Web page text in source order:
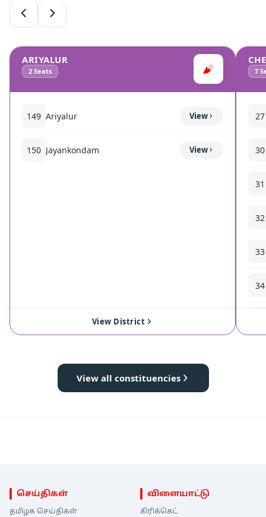
ARIYALUR
2 Seats
149 Ariyalur View
150 Jayankondam View
View District
7
27
30
31
32
33
34
View all constituencies
செய்திகள்
தமிழக செய்திகள்
விளையாட்டு
கிரிக்கெட்